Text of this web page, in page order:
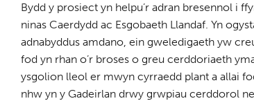
Bydd y prosiect yn helpu’r adran bresennol i
ninas Caerdydd ac Esgobaeth Llandaf. Yn
adnabyddus amdano, ein gweledigaeth yw
fod yn rhan o’r broses o greu cerddoriaeth
ysgolion lleol er mwyn cyrraedd plant a allai
nhw yn y Gadeirlan drwy grwpiau cerddorol